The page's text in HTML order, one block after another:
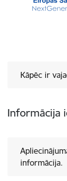
Kāpēc ir
Informācija
informācija.